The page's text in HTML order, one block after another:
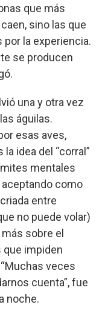
que más
sino las que
la experiencia.
se producen
una y otra vez
águilas.
esas aves,
idea del “corral”
mentales
como
entre
no puede volar)
sobre el
que impiden
veces
cuenta”, fue
noche.